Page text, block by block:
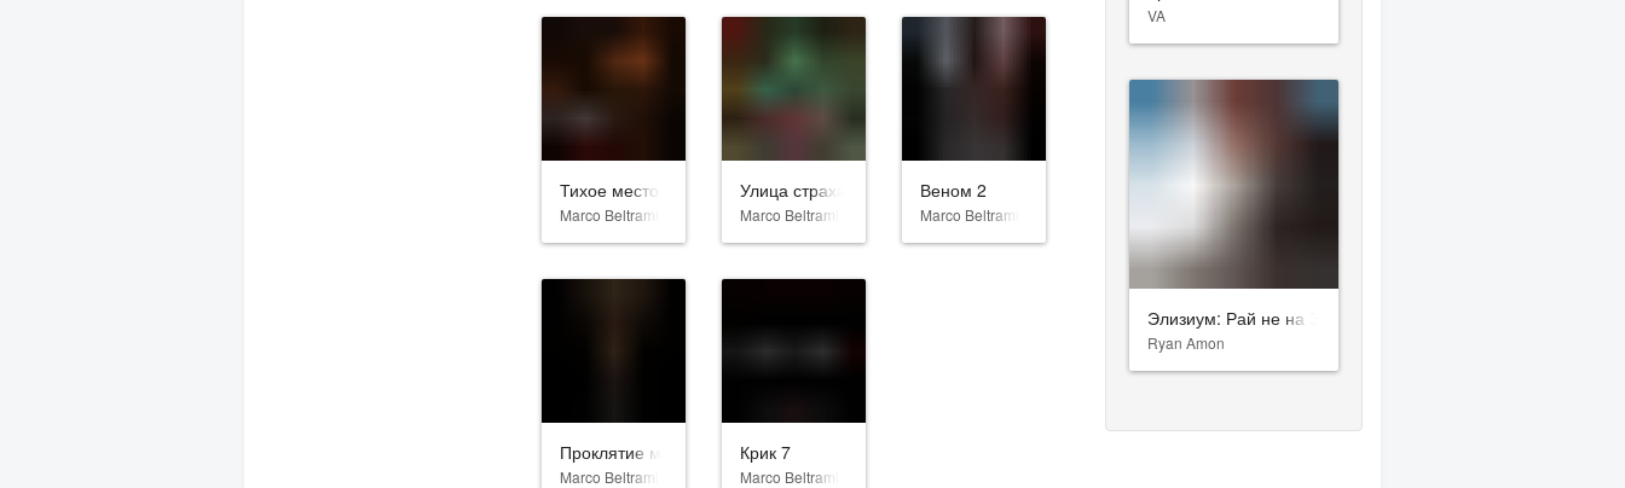
Тихое место 2
Marco Beltrami
Улица страха. Часть 3: 1666
Marco Beltrami
Веном 2
Marco Beltrami
Проклятие монахини 2
Marco Beltrami
Крик 7
Marco Beltrami
VA
Элизиум: Рай не на Земле
Ryan Amon